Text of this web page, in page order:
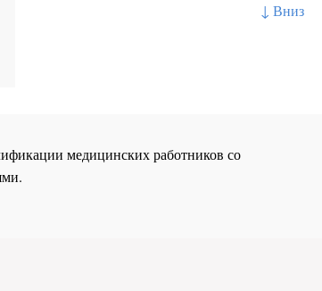
↓ Вниз
медицинских работников со